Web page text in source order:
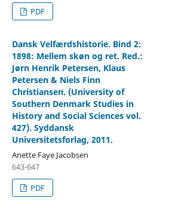
PDF
Dansk Velfærdshistorie. Bind 2:
1898: Mellem skøn og ret. Red.:
Jørn Henrik Petersen, Klaus
Petersen & Niels Finn
Christiansen. (University of
Southern Denmark Studies in
History and Social Sciences vol.
427). Syddansk
Universitetsforlag, 2011.
Anette Faye Jacobsen
643-647
PDF